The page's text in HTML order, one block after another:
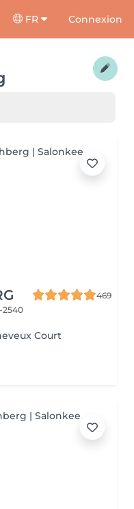
FR Connexion
469
2540
Court